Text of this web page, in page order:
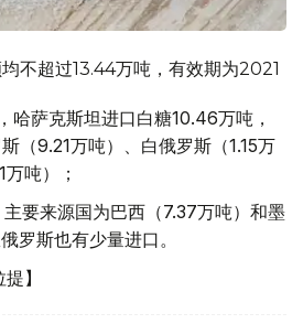
不超过13.44万吨，有效期为2021
哈萨克斯坦进口白糖10.46万吨，
（9.21万吨）、白俄罗斯（1.15万
吨）；
要来源国为巴西（7.37万吨）和墨
罗斯也有少量进口。
】